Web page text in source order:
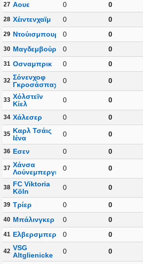
27 Αουε 0 0
28 Χέιντενχαϊμ 0 0
29 Ντούισμπουργκ
0 0
30 Μαγδεμβούργο0 0
31 Οσναμπρικ 0 0
32 Σόνενχοφ
Γκροσάσπαχ
0 0
33 Χόλστεϊν
Κίελ
0 0
34 Χάλεσερ 0 0
35 Καρλ Τσάις
Ιένα
0 0
36 Εσεν 0 0
37 Χάνσα
Λούνεμπεργκ
0 0
38 FC Viktoria
Köln
0 0
39 Τρίερ 0 0
40 Μπάλινγκερ 0 0
41 Ελβερσμπεργκ0 0
42 VSG
Altglienicke
0 0